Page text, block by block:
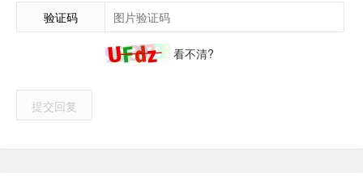
验证码
看不清?
提交回复